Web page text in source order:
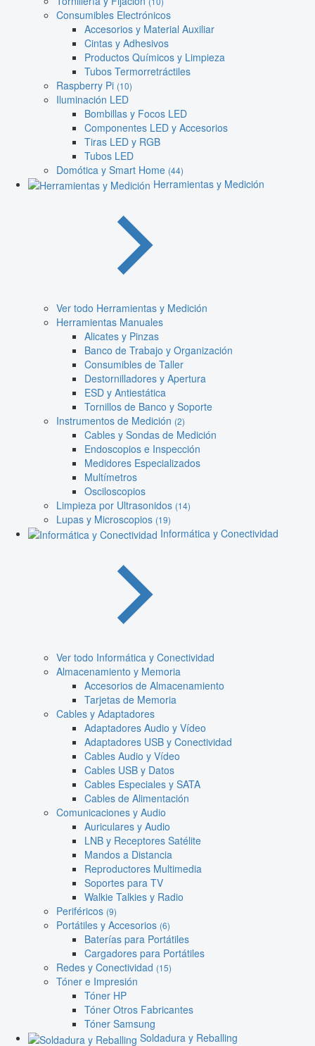
Consumibles Electrónicos
Accesorios y Material Auxiliar
Cintas y Adhesivos
Productos Químicos y Limpieza
Tubos Termorretráctiles
Raspberry Pi (10)
Iluminación LED
Bombillas y Focos LED
Componentes LED y Accesorios
Tiras LED y RGB
Tubos LED
Domótica y Smart Home (44)
Herramientas y Medición
Ver todo Herramientas y Medición
Herramientas Manuales
Alicates y Pinzas
Banco de Trabajo y Organización
Consumibles de Taller
Destornilladores y Apertura
ESD y Antiestática
Tornillos de Banco y Soporte
Instrumentos de Medición (2)
Cables y Sondas de Medición
Endoscopios e Inspección
Medidores Especializados
Multímetros
Osciloscopios
Limpieza por Ultrasonidos (14)
Lupas y Microscopios (19)
Informática y Conectividad
Ver todo Informática y Conectividad
Almacenamiento y Memoria
Accesorios de Almacenamiento
Tarjetas de Memoria
Cables y Adaptadores
Adaptadores Audio y Vídeo
Adaptadores USB y Conectividad
Cables Audio y Vídeo
Cables USB y Datos
Cables Especiales y SATA
Cables de Alimentación
Comunicaciones y Audio
Auriculares y Audio
LNB y Receptores Satélite
Mandos a Distancia
Reproductores Multimedia
Soportes para TV
Walkie Talkies y Radio
Periféricos (9)
Portátiles y Accesorios (6)
Baterías para Portátiles
Cargadores para Portátiles
Redes y Conectividad (15)
Tóner e Impresión
Tóner HP
Tóner Otros Fabricantes
Tóner Samsung
Soldadura y Reballing